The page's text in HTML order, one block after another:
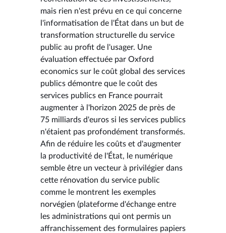
mais rien n'est prévu en ce qui concerne
l'informatisation de l'État dans un but de
transformation structurelle du service
public au profit de l'usager. Une
évaluation effectuée par Oxford
economics sur le coût global des services
publics démontre que le coût des
services publics en France pourrait
augmenter à l'horizon 2025 de près de
75 milliards d'euros si les services publics
n'étaient pas profondément transformés.
Afin de réduire les coûts et d'augmenter
la productivité de l'État, le numérique
semble être un vecteur à privilégier dans
cette rénovation du service public
comme le montrent les exemples
norvégien (plateforme d'échange entre
les administrations qui ont permis un
affranchissement des formulaires papiers